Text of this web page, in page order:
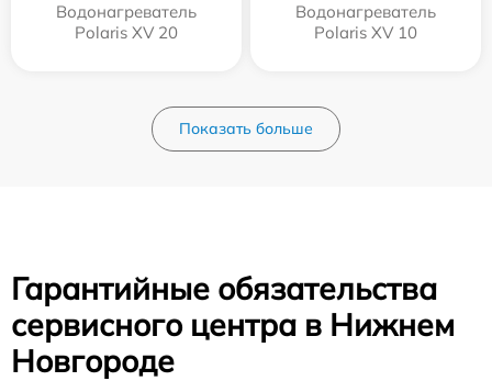
Водонагреватель
Polaris XV 20
Водонагреватель
Polaris XV 10
Показать больше
Гарантийные обязательства
сервисного центра в Нижнем
Новгороде